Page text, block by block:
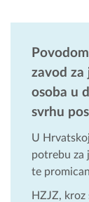
zavod za
osoba u
svrhu
U
potrebu za
te
HZJZ,